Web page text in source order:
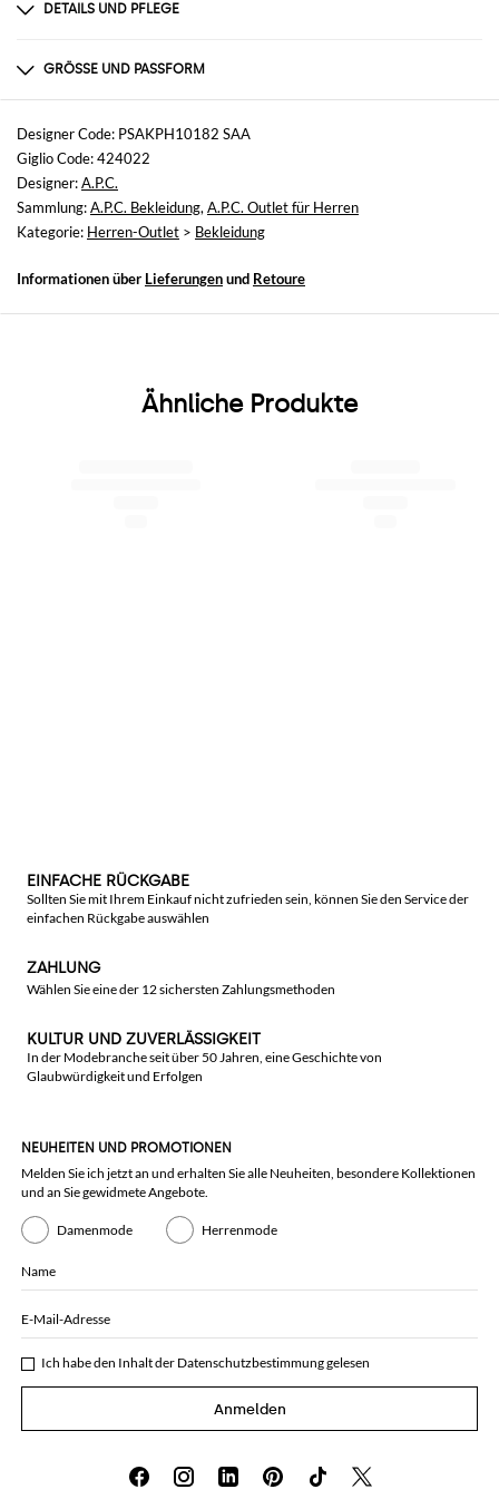
DETAILS UND PFLEGE
100 AFGRÖSSE UND PASSFORM
Größen
nicht verfügbar
Größe und Passform
Normale Passform
Designer Code: PSAKPH10182 SAA
Giglio Code: 424022
Designer:A.P.C.
Sammlung:A.P.C. Bekleidung, A.P.C. Outlet für Herren
Kategorie: Herren-Outlet > Bekleidung
Informationen über Lieferungenund Retoure
Ähnliche Produkte
EINFACHE RÜCKGABE
Sollten Sie mit Ihrem Einkauf nicht zufrieden sein, können Sie den Service der
einfachen Rückgabe auswählen
ZAHLUNG
Wählen Sie eine der 12 sichersten Zahlungsmethoden
KULTUR UND ZUVERLÄSSIGKEIT
In der Modebranche seit über 50 Jahren, eine Geschichte von
Glaubwürdigkeit und Erfolgen
NEUHEITEN UND PROMOTIONEN
Melden Sie ich jetzt an und erhalten Sie alle Neuheiten, besondere Kollektionen
und an Sie gewidmete Angebote.
Damenmode Herrenmode
Name
E-Mail-Adresse
Ich habe den Inhalt der Datenschutzbestimmunggelesen
Anmelden